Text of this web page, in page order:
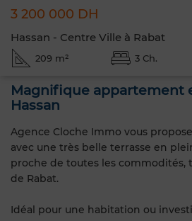
3 200 000 DH
Hassan - Centre Ville à Rabat
209 m² 3 Ch.
Magnifique appartement
Hassan
Agence Cloche Immo vous
avec une très belle terrasse en
proche de toutes les commodités,
de Rabat.
Idéal pour une habitation ou